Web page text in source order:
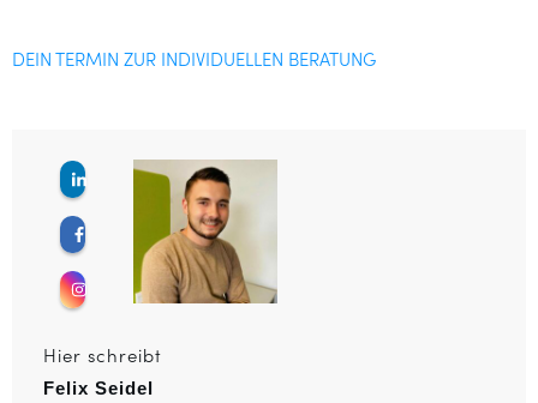
DEIN TERMIN ZUR INDIVIDUELLEN BERATUNG
Hier schreibt
Felix Seidel